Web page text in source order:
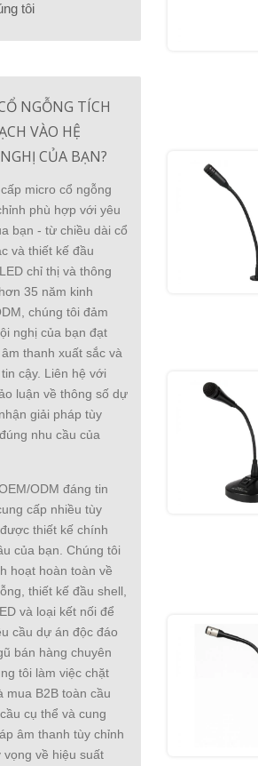
tôi
NGỖNG TÍCH
VÀO HỆ
CỦA BẠN?
micro cổ ngỗng
phù hợp với yêu
bạn - từ chiều dài cổ
và thiết kế đầu
chỉ thị và thông
35 năm kinh
chúng tôi đảm
nghị của bạn đạt
thanh xuất sắc và
cậy. Liên hệ với
luận về thông số dự
giải pháp tùy
nhu cầu của
ODM đáng tin
cấp nhiều tùy
thiết kế chính
của bạn. Chúng tôi
hoạt hoàn toàn về
thiết kế đầu shell,
và loại kết nối để
cầu dự án độc đáo
bán hàng chuyên
tôi làm việc chặt
mua B2B toàn cầu
cụ thể và cung
âm thanh tùy chỉnh
vọng về hiệu suất